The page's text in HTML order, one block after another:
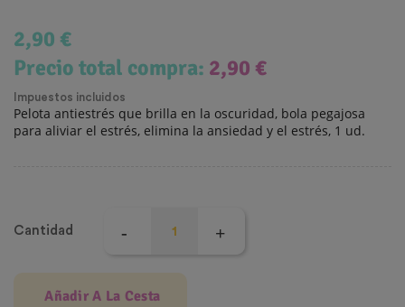
2,90 €
Precio total compra: 2,90 €
Impuestos incluidos
Pelota antiestrés que brilla en la oscuridad, bola pegajosa
para aliviar el estrés, elimina la ansiedad y el estrés, 1 ud.
Cantidad
Añadir A La Cesta